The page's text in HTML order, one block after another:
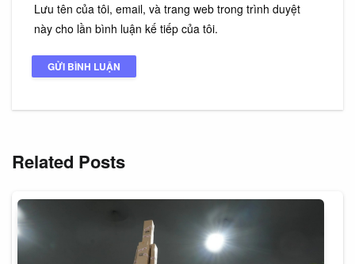
Lưu tên của tôi, email, và trang web trong trình duyệt
này cho lần bình luận kế tiếp của tôi.
Related Posts